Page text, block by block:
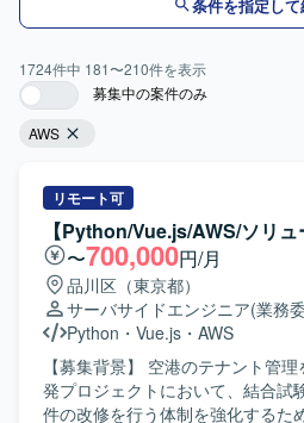
条件を指定し
1724件中 181〜210件を表示
募集中の案件のみ
AWS
リモート可
【Python/Vue.js/AWS/ソリ
〜700,000円/月
品川区（東京都）
サーバサイドエンジニア(業務
Python ・ Vue.js ・ AWS
【募集背景】 空港のテナント管
発プロジェクトにおいて、結合試
件の改修を行う体制を強化するた